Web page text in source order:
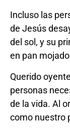
Incluso las
de Jesús
del sol, y su
en pan
Querido
personas
de la vida. Al
como nuestro